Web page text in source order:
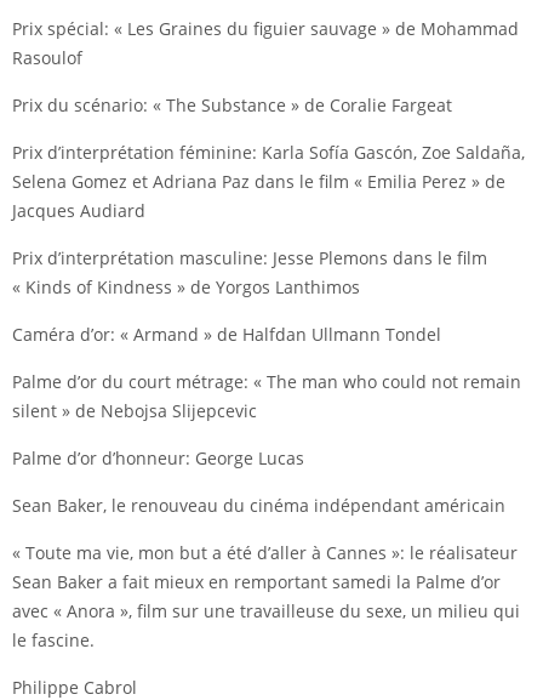
Prix spécial: « Les Graines du figuier sauvage » de Mohammad
Rasoulof
Prix du scénario: « The Substance » de Coralie Fargeat
Prix d’interprétation féminine: Karla Sofía Gascón, Zoe Saldaña,
Selena Gomez et Adriana Paz dans le film « Emilia Perez » de
Jacques Audiard
Prix d’interprétation masculine: Jesse Plemons dans le film
« Kinds of Kindness » de Yorgos Lanthimos
Caméra d’or: « Armand » de Halfdan Ullmann Tondel
Palme d’or du court métrage: « The man who could not remain
silent » de Nebojsa Slijepcevic
Palme d’or d’honneur: George Lucas
Sean Baker, le renouveau du cinéma indépendant américain
« Toute ma vie, mon but a été d’aller à Cannes »: le réalisateur
Sean Baker a fait mieux en remportant samedi la Palme d’or
avec « Anora », film sur une travailleuse du sexe, un milieu qui
le fascine.
Philippe Cabrol